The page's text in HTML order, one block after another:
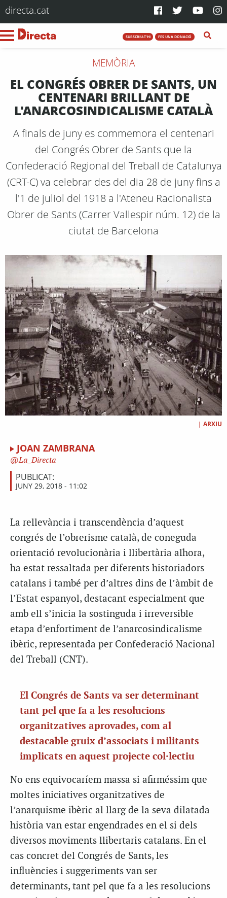
directa.cat
SUBSCRIU-T'HI FES UNA DONACIÓ
MEMÒRIA
EL CONGRÉS OBRER DE SANTS, UN
CENTENARI BRILLANT DE
L'ANARCOSINDICALISME CATALÀ
A finals de juny es commemora el centenari
del Congrés Obrer de Sants que la
Confederació Regional del Treball de Catalunya
(CRT-C) va celebrar des del dia 28 de juny fins a
l'1 de juliol del 1918 a l'Ateneu Racionalista
Obrer de Sants (Carrer Vallespir núm. 12) de la
ciutat de Barcelona
| ARXIU
JOAN ZAMBRANA
La_Directa
PUBLICAT:
JUNY 29, 2018 - 11:02
La rellevància i transcendència d’aquest
congrés de l’obrerisme català, de coneguda
orientació revolucionària i llibertària alhora,
ha estat ressaltada per diferents historiadors
catalans i també per d’altres dins de l’àmbit de
l’Estat espanyol, destacant especialment que
amb ell s’inicia la sostinguda i irreversible
etapa d’enfortiment de l’anarcosindicalisme
ibèric, representada per Confederació Nacional
del Treball (CNT).
El Congrés de Sants va ser determinant
tant pel que fa a les resolucions
organitzatives aprovades, com al
destacable gruix d’associats i militants
implicats en aquest projecte col·lectiu
No ens equivocaríem massa si afirméssim que
moltes iniciatives organitzatives de
l’anarquisme ibèric al llarg de la seva dilatada
història van estar engendrades en el si dels
diversos moviments llibertaris catalans. En el
cas concret del Congrés de Sants, les
influències i suggeriments van ser
determinants, tant pel que fa a les resolucions